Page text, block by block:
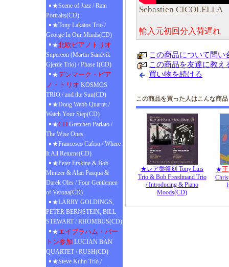
★Scene of Jazz / Rain
Portraits(CD)
★Tony Lakatos Trio /
George In Our Minds(CD)
★北欧ピアノトリオ
Supereon (Martin Sandvik
Gjerde Trio) / Phase I(CD)
★デンマーク・ピア
ノ・トリオ KOSMOS
TRIO / and the Sun(CD)
★Doug Webb Quartet /
Watch Your Step(CD)
★CD Gretchen Parlato /
The Wise Ones
★Francesco Cafiso / Where
It All Returns(CD)
★Peter Erskine & Bob
Mintzer & Alan Pasqua &
Darek Oles / Four Gentlemen
of Verona(CD)
★LARRY GOLDINGS,
PETER BERNSTEIN, BILL
STEWART / RHOMBUS(CD)
★エイブラハム・バー
トン参加 LUCIAN BAN
QUARTET / RUSH(CD)
★Steve Kuhn Trio /
Sebastien CICOLELLA
輸入元初回分入荷遅れ
この商品について問い
この商品を友達に教え
買い物を続ける
この商品を買った人はこんな商
★レア盤復刻 Tony Luis
Trio & Bob Freedmand Trio
/ Introducing & Piano
Moods(CD)
★